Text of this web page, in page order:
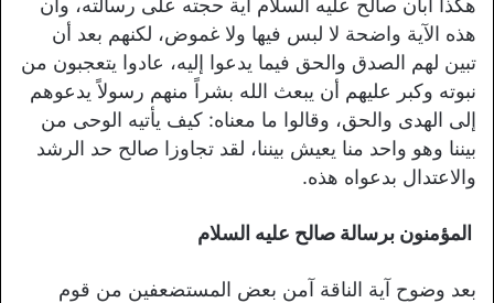
هكذا أبان صالح عليه السلام أية حجته على رسالته، وأن
هذه الآية واضحة لا لبس فيها ولا غموض، لكنهم بعد أن
تبين لهم الصدق والحق فيما يدعوا إليه، عادوا يتعجبون من
نبوته وكبر عليهم أن يبعث الله بشراً منهم رسولاً يدعوهم
إلى الهدى والحق، وقالوا ما معناه: كيف يأتيه الوحى من
بيننا وهو واحد منا يعيش بيننا، لقد تجاوزا صالح حد الرشد
والاعتدال بدعواه هذه.
المؤمنون برسالة صالح عليه السلام
بعد وضوح آية الناقة آمن بعض المستضعفين من قوم